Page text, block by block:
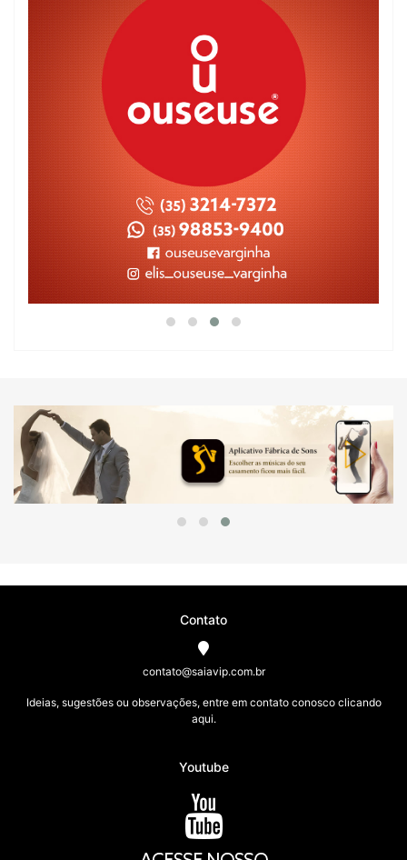
Contato
contato@saiavip.com.br
Ideias, sugestões ou observações, entre em contato conosco clicando
aqui.
Youtube